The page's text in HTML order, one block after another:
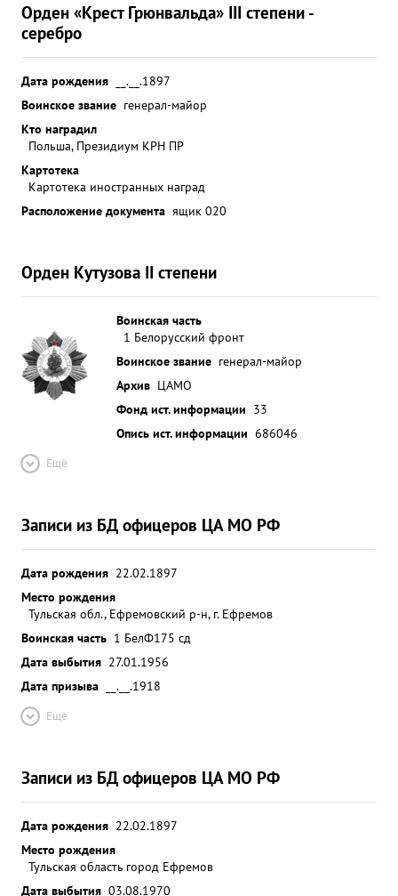
Орден «Крест Грюнвальда» III степени -
серебро
Дата рождения
__.__.1897
Воинское звание генерал-майор
Кто наградил
Польша, Президиум КРН ПР
Картотека
Картотека иностранных наград
Расположение документа ящик 020
Орден Кутузова II степени
Воинская часть
1 Белорусский фронт
Воинское звание генерал-майор
Архив ЦАМО
Фонд ист. информации 33
Опись ист. информации 686046
Ещё
Записи из БД офицеров ЦА МО РФ
Дата рождения 22.02.1897
Место рождения
Тульская обл., Ефремовский р-н, г. Ефремов
Воинская часть 1 БелФ175 сд
Дата выбытия 27.01.1956
Дата призыва
__.__.1918
Ещё
Записи из БД офицеров ЦА МО РФ
Дата рождения 22.02.1897
Место рождения
Тульская область город Ефремов
Дата выбытия 03.08.1970